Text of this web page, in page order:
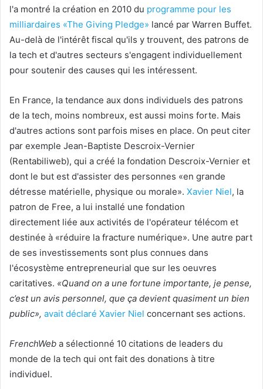
l'a montré la création en 2010 du programme pour les
milliardaires «The Giving Pledge» lancé par Warren Buffet.
Au-delà de l'intérêt fiscal qu'ils y trouvent, des patrons de
la tech et d'autres secteurs s'engagent individuellement
pour soutenir des causes qui les intéressent.
En France, la tendance aux dons individuels des patrons
de la tech, moins nombreux, est aussi moins forte. Mais
d'autres actions sont parfois mises en place. On peut citer
par exemple Jean-Baptiste Descroix-Vernier
(Rentabiliweb), qui a créé la fondation Descroix-Vernier et
dont le but est d'assister des personnes «en grande
détresse matérielle, physique ou morale». Xavier Niel, la
patron de Free, a lui installé une fondation
directement liée aux activités de l'opérateur télécom et
destinée à «réduire la fracture numérique». Une autre part
de ses investissements sont plus connues dans
l'écosystème entrepreneurial que sur les oeuvres
caritatives. «Quand on a une fortune importante, je pense,
c’est un avis personnel, que ça devient quasiment un bien
public», avait déclaré Xavier Niel concernant ses actions.
FrenchWeb a sélectionné 10 citations de leaders du
monde de la tech qui ont fait des donations à titre
individuel.